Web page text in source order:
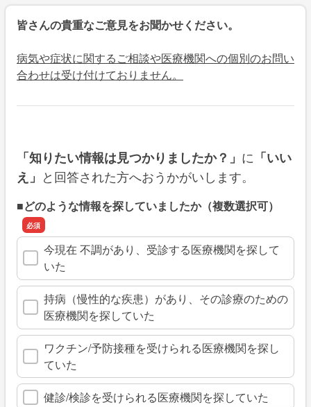
皆さんの貴重なご意見をお聞かせください。
病気や症状に関するご相談や医療機関への個別のお問い
合わせは受け付けておりません。
「知りたい情報は見つかりましたか？」 に 「いい
え」 と回答された方へおうかがいします。
■どのような情報を探していましたか（複数選択可）
今現在 不調があり、受診する医療機関を探して
いた
持病（慢性的な疾患）があり、その診療のための
医療機関を探していた
ワクチン/予防接種を受けられる医療機関を探し
ていた
健診/検診を受けられる医療機関を探していた